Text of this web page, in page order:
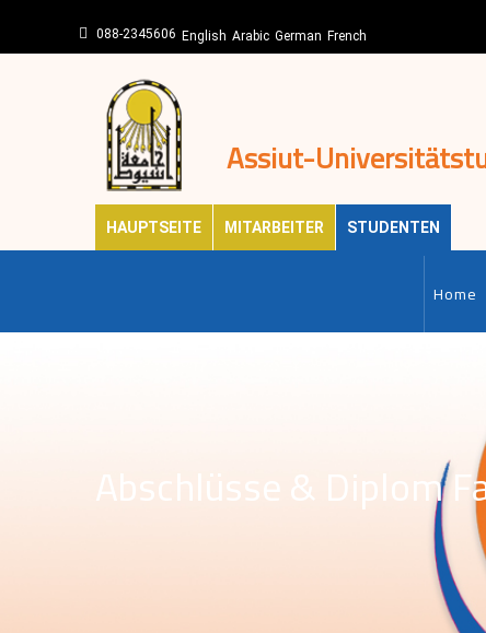
088-2345606 English Arabic German French
Assiut-
HAUPTSEITE MITARBEITER STUDENTEN
MAIN-
EN
Home
Abschlüsse & Diplom